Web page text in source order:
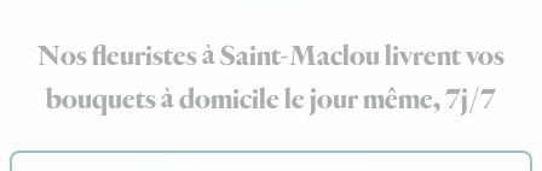
Nos fleuristes à Saint-Maclou livrent vos
bouquets à domicile le jour même, 7j/7